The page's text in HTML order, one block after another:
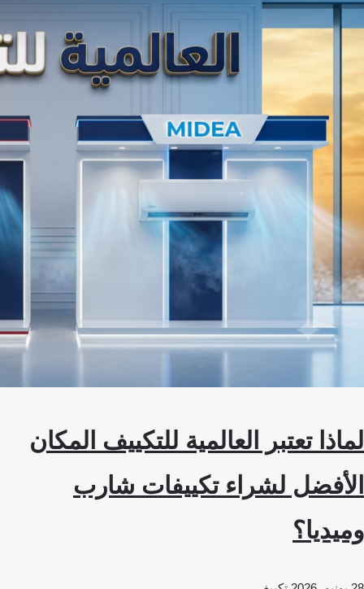
لماذا تعتبر العالمية للتكييف المكان
الأفضل لشراء تكييفات شارب
وميديا؟